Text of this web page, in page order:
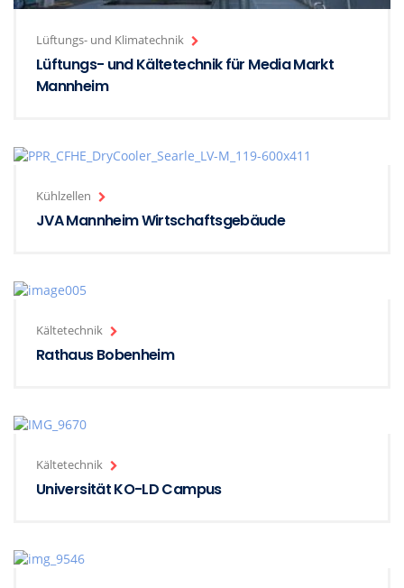
Lüftungs- und Klimatechnik
Lüftungs- und Kältetechnik für Media Markt
Mannheim
Kühlzellen
JVA Mannheim Wirtschaftsgebäude
Kältetechnik
Rathaus Bobenheim
Kältetechnik
Universität KO-LD Campus